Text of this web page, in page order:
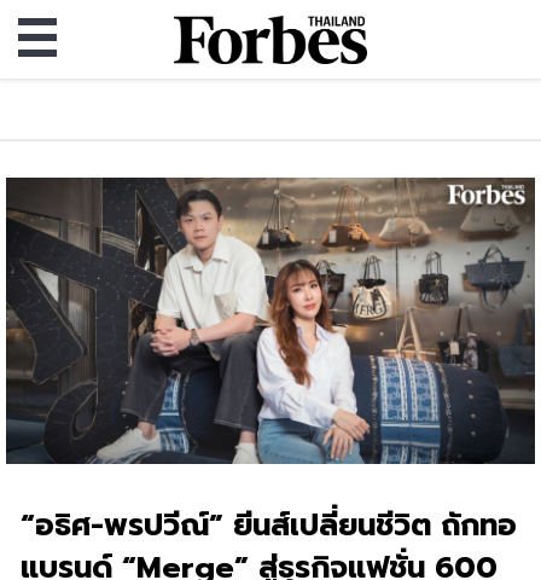
“อธิศ-พรปวีณ์” ยีนส์เปลี่ยนชีวิต ถักทอ
แบรนด์ “Merge” สู่ธุรกิจแฟชั่น 600